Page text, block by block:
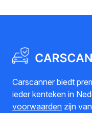
Carscanner biedt
ieder kenteken in
voorwaarden zijn